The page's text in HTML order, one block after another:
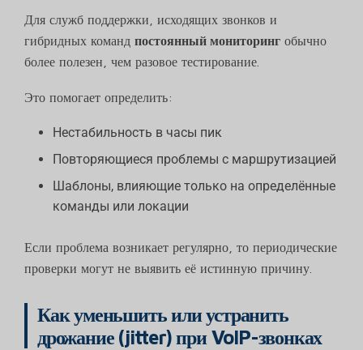
Для служб поддержки, исходящих звонков и
гибридных команд постоянный мониторинг обычно
более полезен, чем разовое тестирование.
Это помогает определить:
Нестабильность в часы пик
Повторяющиеся проблемы с маршрутизацией
Шаблоны, влияющие только на определённые
команды или локации
Если проблема возникает регулярно, то периодические
проверки могут не выявить её истинную причину.
Как уменьшить или устранить
дрожание (jitter) при VoIP-звонках